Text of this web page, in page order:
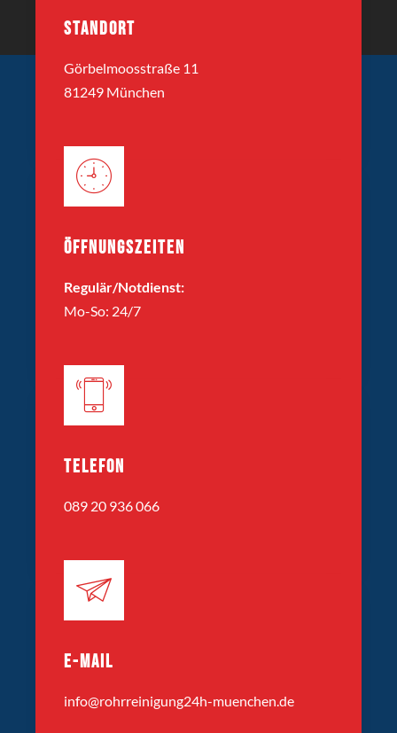
STANDORT
Görbelmoosstraße 11
81249 München
ÖFFNUNGSZEITEN
Regulär/Notdienst:
Mo-So: 24/7
TELEFON
089 20 936 066
E-MAIL
info@rohrreinigung24h-muenchen.de